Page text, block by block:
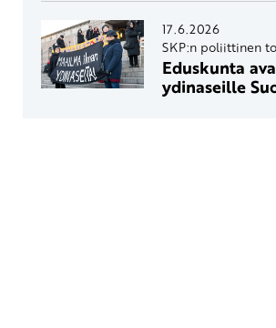
17.6.2026
SKP:n poliittinen
Eduskunta
ydinaseille